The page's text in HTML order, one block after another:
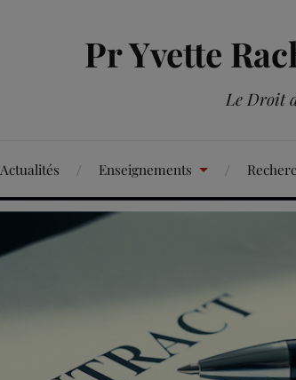
Pr Yvette
Le Droit
Actualités Enseignements